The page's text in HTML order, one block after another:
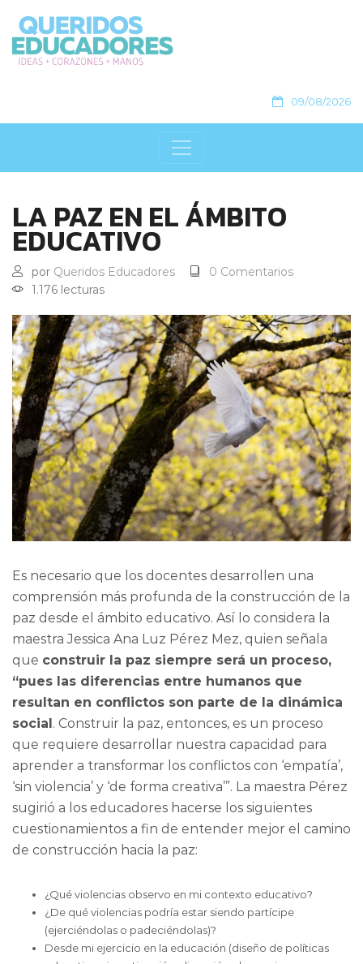
09/08/2026
LA PAZ EN EL ÁMBITO
EDUCATIVO
por Queridos Educadores
0 Comentarios
1.176 lecturas
Es necesario que los docentes desarrollen una
comprensión más profunda de la construcción de la
paz desde el ámbito educativo. Así lo considera la
maestra Jessica Ana Luz Pérez Mez, quien señala
que construir la paz siempre será un proceso,
“pues las diferencias entre humanos que
resultan en conflictos son parte de la dinámica
social. Construir la paz, entonces, es un proceso
que requiere desarrollar nuestra capacidad para
aprender a transformar los conflictos con ‘empatía’,
‘sin violencia’ y ‘de forma creativa’”. La maestra Pérez
sugirió a los educadores hacerse los siguientes
cuestionamientos a fin de entender mejor el camino
de construcción hacia la paz:
¿Qué violencias observo en mi contexto educativo?
¿De qué violencias podría estar siendo partícipe
(ejerciéndolas o padeciéndolas)?
Desde mi ejercicio en la educación (diseño de políticas